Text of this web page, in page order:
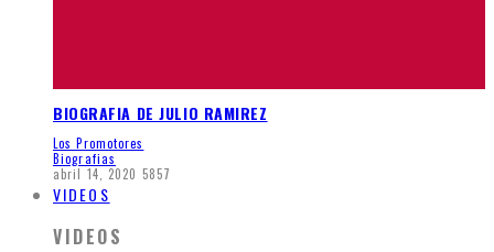
BIOGRAFIA DE JULIO RAMIREZ
Los Promotores
Biografias
abril 14, 2020 5857
VIDEOS
VIDEOS